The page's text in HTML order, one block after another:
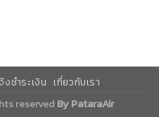
งชำระเงิน เกี่ยวกับเรา
reserved By PataraAir